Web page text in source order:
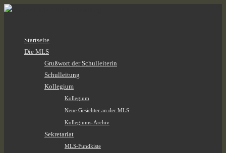
Startseite
Die MLS
Grußwort der Schulleiterin
Schulleitung
Kollegium
Kollegium
Neue Gesichter an der MLS
Kollegiums-Archiv
Sekretariat
MLS-Fundkiste